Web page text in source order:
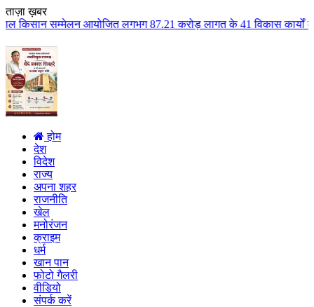
ताज़ा ख़बर
87.21 करोड़ लागत के 41 विकास कार्यों का किया लोकार्पण
होम
देश
विदेश
राज्य
अपना शहर
राजनीति
खेल
मनोरंजन
क्राइम
धर्म
खान पान
फोटो गैलरी
वीडियो
संपर्क करें